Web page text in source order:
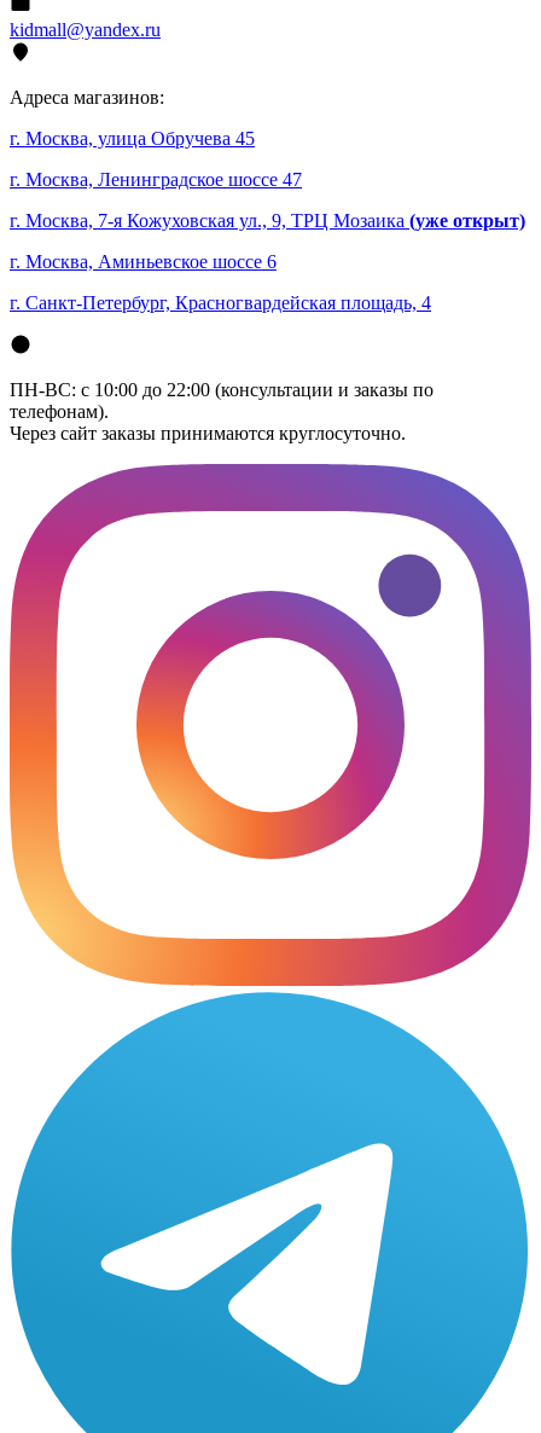
kidmall@yandex.ru
Адреса магазинов:
г. Москва, улица Обручева 45
г. Москва, Ленинградское шоссе 47
г. Москва, 7-я Кожуховская ул., 9, ТРЦ Мозаика (уже открыт)
г. Москва, Аминьевское шоссе 6
г. Санкт-Петербург, Красногвардейская площадь, 4
ПН-ВС: с 10:00 до 22:00 (консультации и заказы по
телефонам).
Через сайт заказы принимаются круглосуточно.